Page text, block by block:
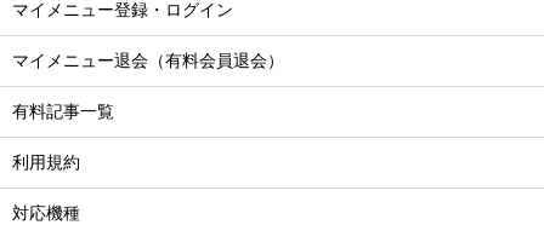
マイメニュー登録・ログイン
マイメニュー退会（有料会員退会）
有料記事一覧
利用規約
対応機種